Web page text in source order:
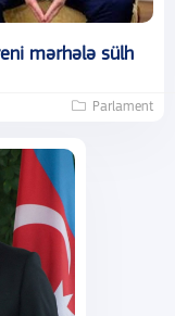
mərhələ sülh
Parlament